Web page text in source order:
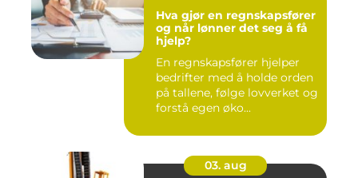
Hva gjør en regnskapsfører
og når lønner det seg å få
hjelp?
En regnskapsfører hjelper
bedrifter med å holde orden
på tallene, følge lovverket og
forstå egen øko...
03. aug